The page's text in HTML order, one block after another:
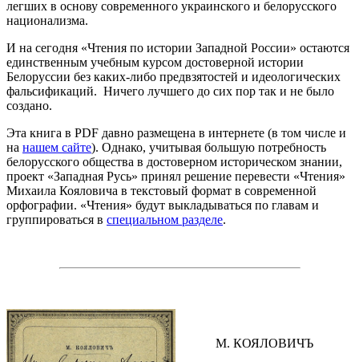
легших в основу современного украинского и белорусского
национализма.
И на сегодня «Чтения по истории Западной России» остаются
единственным учебным курсом достоверной истории
Белоруссии без каких-либо предвзятостей и идеологических
фальсификаций. Ничего лучшего до сих пор так и не было
создано.
Эта книга в PDF давно размещена в интернете (в том числе и
на нашем сайте). Однако, учитывая большую потребность
белорусского общества в достоверном историческом знании,
проект «Западная Русь» принял решение перевести «Чтения»
Михаила Кояловича в текстовый формат в современной
орфографии. «Чтения» будут выкладываться по главам и
группироваться в специальном разделе.
М. КОЯЛОВИЧЪ